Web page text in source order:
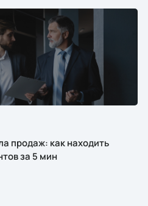
продаж: как находить
за 5 мин